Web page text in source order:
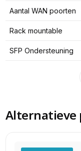
Aantal WAN poorten
Rack mountable
SFP Ondersteuning
Alternatieve